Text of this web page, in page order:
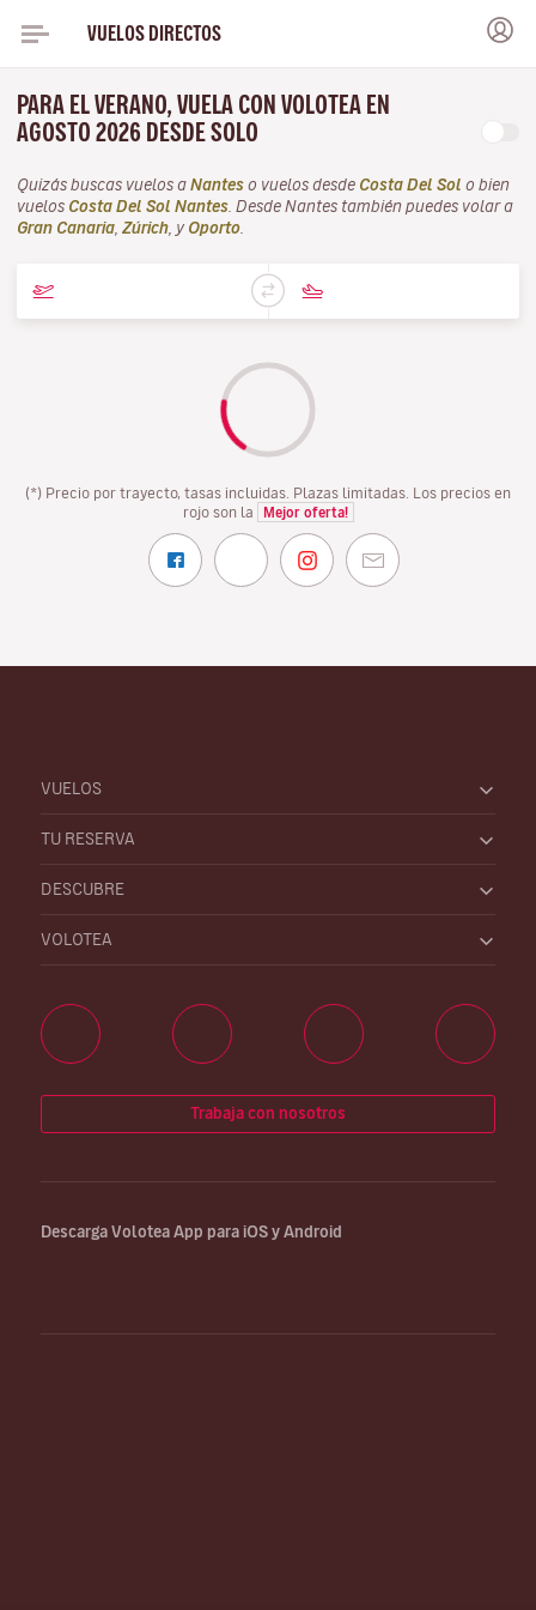
VUELOS DIRECTOS
PARA EL VERANO, VUELA CON VOLOTEA EN
AGOSTO 2026 DESDE SOLO
Quizás buscas vuelos a Nantes o vuelos desde Costa Del Sol o bien
vuelos Costa Del Sol Nantes . Desde Nantes también puedes volar a
Gran Canaria Zúrich , y Oporto
(*) Precio por trayecto, tasas incluidas. Plazas limitadas. Los precios en
rojo son la
Mejor oferta!
VUELOS
TU RESERVA
DESCUBRE
VOLOTEA
Trabaja con nosotros
Descarga Volotea App para iOS y Android